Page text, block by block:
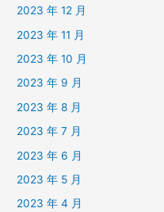
2023 年 12 月
2023 年 11 月
2023 年 10 月
2023 年 9 月
2023 年 8 月
2023 年 7 月
2023 年 6 月
2023 年 5 月
2023 年 4 月